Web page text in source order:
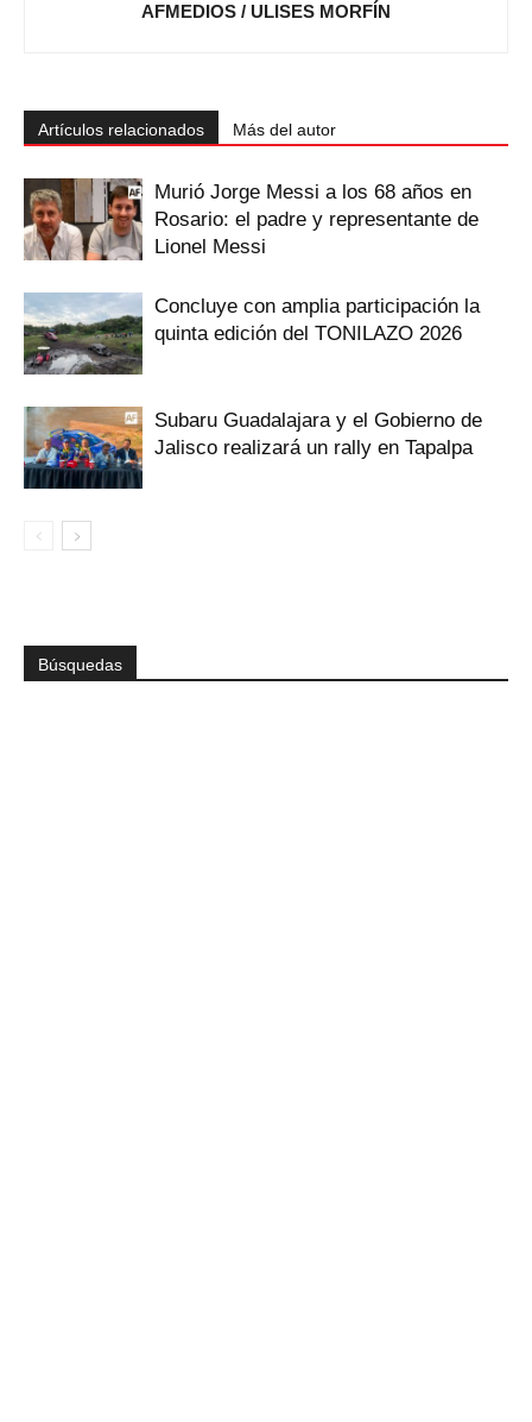
AFMEDIOS / ULISES MORFÍN
Artículos relacionados Más del autor
Murió Jorge Messi a los 68 años en
Rosario: el padre y representante de
Lionel Messi
Concluye con amplia participación la
quinta edición del TONILAZO 2026
Subaru Guadalajara y el Gobierno de
Jalisco realizará un rally en Tapalpa
Búsquedas